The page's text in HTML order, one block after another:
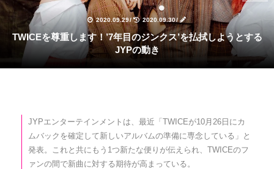
2020.09.29/ 2020.09.30/
TWICEを尊重します！’7年目のジンクス’を払拭しようとする
JYPの動き
JYPエンターテインメントは、最近「TWICEが10月26日にカ
ムバックを確定して新しいアルバムの準備に専念している」と
発表。これと共にもう1つ新たな便りが伝えられ、TWICEのフ
ァンの間で新曲に対する期待が高まっている。